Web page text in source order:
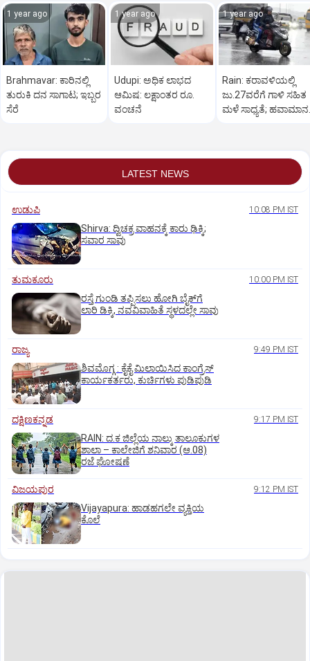
1 year ago
Brahmavar: ಕಾರಿನಲ್ಲಿ
ತುರುಕಿ ದನ ಸಾಗಾಟ; ಇಬ್ಬರ
ಸೆರೆ
1 year ago
Udupi: ಅಧಿಕ ಲಾಭದ
ಆಮಿಷ: ಲಕ್ಷಾಂತರ ರೂ.
ವಂಚನೆ
1 year ago
Rain: ಕರಾವಳಿಯಲ್ಲಿ
ಜು.27ವರೆಗೆ ಗಾಳಿ ಸಹಿತ
ಮಳೆ ಸಾಧ್ಯತೆ; ಹವಾಮಾನ
LATEST NEWS
ಉಡುಪಿ 10:08 PM IST
Shirva: ದ್ವಿಚಕ್ರ ವಾಹನಕ್ಕೆ ಕಾರು ಢಿಕ್ಕಿ;
ಸವಾರ ಸಾವು
ತುಮಕೂರು 10:00 PM IST
ರಸ್ತೆ ಗುಂಡಿ ತಪ್ಪಿಸಲು ಹೋಗಿ ಬೈಕ್‌ಗೆ
ಲಾರಿ ಡಿಕ್ಕಿ, ನವವಿವಾಹಿತೆ ಸ್ಥಳದಲ್ಲೇ ಸಾವು
ರಾಜ್ಯ 9:49 PM IST
ಶಿವಮೊಗ್ಗ : ಕೈಕೈ ಮಿಲಾಯಿಸಿದ ಕಾಂಗ್ರೆಸ್
ಕಾರ್ಯಕರ್ತರು, ಕುರ್ಚಿಗಳು ಪುಡಿಪುಡಿ
ದಕ್ಷಿಣಕನ್ನಡ 9:17 PM IST
RAIN: ದ.ಕ ಜಿಲ್ಲೆಯ ನಾಲ್ಕು ತಾಲೂಕುಗಳ
ಶಾಲಾ – ಕಾಲೇಜಿಗೆ ಶನಿವಾರ (ಆ.08)
ರಜೆ ಘೋಷಣೆ
ವಿಜಯಪುರ 9:12 PM IST
Vijayapura: ಹಾಡಹಗಲೇ ವ್ಯಕ್ತಿಯ
ಕೊಲೆ